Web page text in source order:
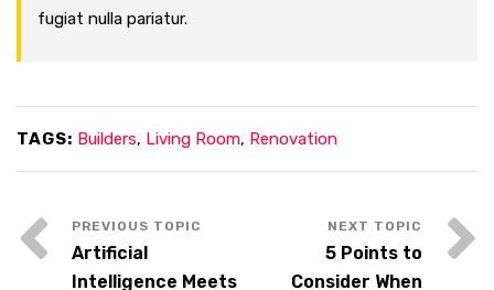
fugiat nulla pariatur.
TAGS: Builders, Living Room, Renovation
Artificial
Intelligence Meets
5 Points to
Consider When